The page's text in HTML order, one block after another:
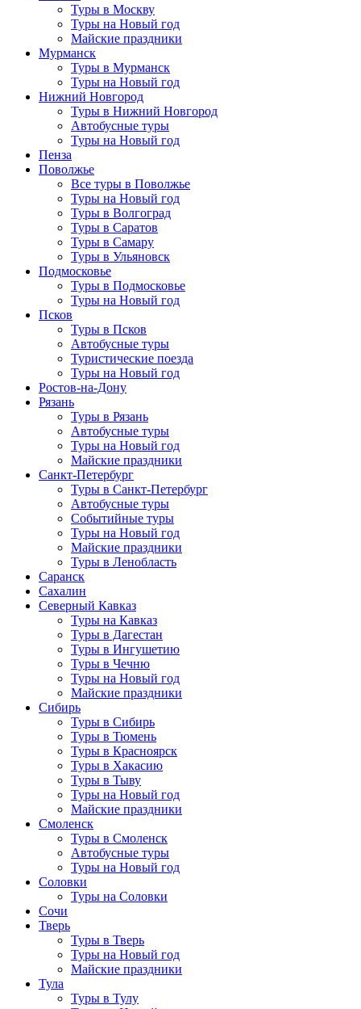
Туры в Москву
Туры на Новый год
Майские праздники
Мурманск
Туры в Мурманск
Туры на Новый год
Нижний Новгород
Туры в Нижний Новгород
Автобусные туры
Туры на Новый год
Пенза
Поволжье
Все туры в Поволжье
Туры на Новый год
Туры в Волгоград
Туры в Саратов
Туры в Самару
Туры в Ульяновск
Подмосковье
Туры в Подмосковье
Туры на Новый год
Псков
Туры в Псков
Автобусные туры
Туристические поезда
Туры на Новый год
Ростов-на-Дону
Рязань
Туры в Рязань
Автобусные туры
Туры на Новый год
Майские праздники
Санкт-Петербург
Туры в Санкт-Петербург
Автобусные туры
Событийные туры
Туры на Новый год
Майские праздники
Туры в Ленобласть
Саранск
Сахалин
Северный Кавказ
Туры на Кавказ
Туры в Дагестан
Туры в Ингушетию
Туры в Чечню
Туры на Новый год
Майские праздники
Сибирь
Туры в Сибирь
Туры в Тюмень
Туры в Красноярск
Туры в Хакасию
Туры в Тыву
Туры на Новый год
Майские праздники
Смоленск
Туры в Смоленск
Автобусные туры
Туры на Новый год
Соловки
Туры на Соловки
Сочи
Тверь
Туры в Тверь
Туры на Новый год
Майские праздники
Тула
Туры в Тулу